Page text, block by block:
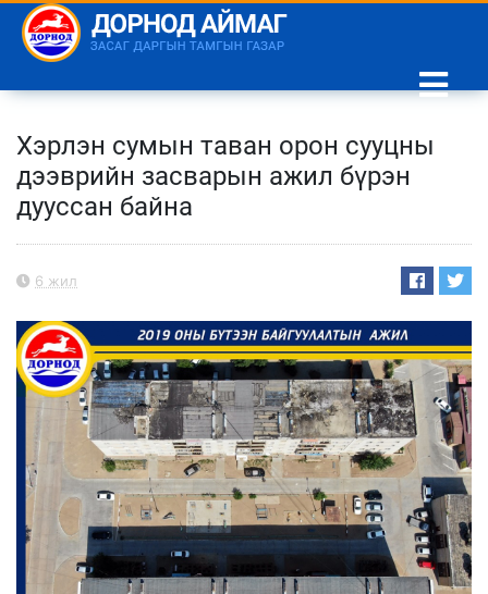
Хэрлэн сумын таван орон сууцны
дээврийн засварын ажил бүрэн
дууссан байна
6 жил